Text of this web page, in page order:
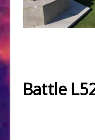
Battle